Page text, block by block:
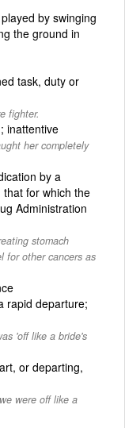
by swinging
the ground in
task, duty or
fighter.
inattentive
her completely
by a
for which the
Administration
stomach
for other cancers as
rapid departure;
'off like a bride's
or departing,
were off like a